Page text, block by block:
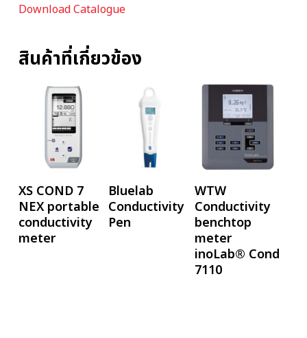
Download Catalogue
สินค้าที่เกี่ยวข้อง
อ่านเพิ่ม
XS COND 7
NEX portable
conductivity
meter
อ่านเพิ่ม
Bluelab
Conductivity
Pen
อ่านเพิ่ม
WTW
Conductivity
benchtop
meter
inoLab® Cond
7110